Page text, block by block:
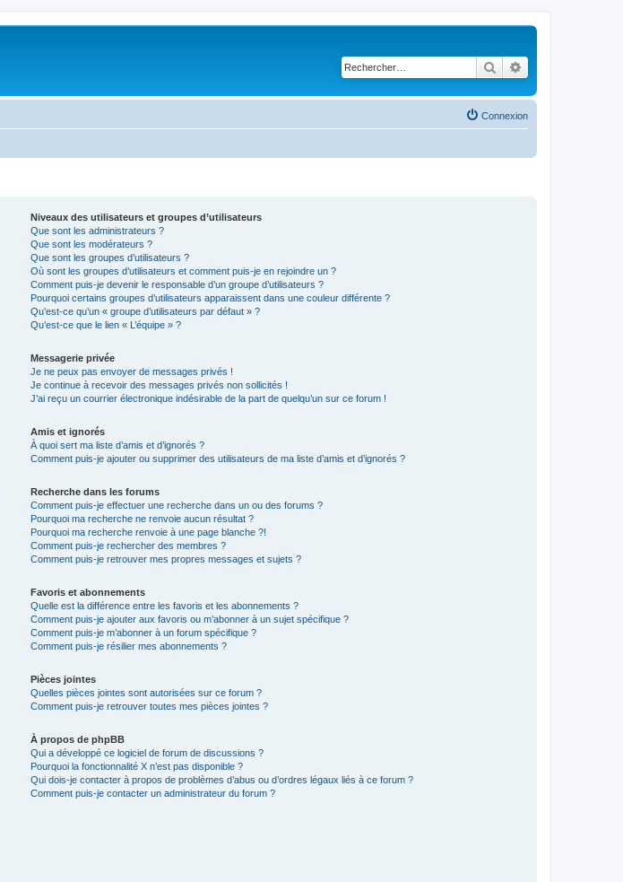
Rechercher
Connexion
Niveaux des utilisateurs et groupes d’utilisateurs
Que sont les administrateurs ?
Que sont les modérateurs ?
Que sont les groupes d’utilisateurs ?
Où sont les groupes d’utilisateurs et comment puis-je en rejoindre un ?
Comment puis-je devenir le responsable d’un groupe d’utilisateurs ?
Pourquoi certains groupes d’utilisateurs apparaissent dans une couleur différente ?
Qu’est-ce qu’un « groupe d’utilisateurs par défaut » ?
Qu’est-ce que le lien « L’équipe » ?
Messagerie privée
Je ne peux pas envoyer de messages privés !
Je continue à recevoir des messages privés non sollicités !
J’ai reçu un courrier électronique indésirable de la part de quelqu’un sur ce forum !
Amis et ignorés
À quoi sert ma liste d’amis et d’ignorés ?
Comment puis-je ajouter ou supprimer des utilisateurs de ma liste d’amis et d’ignorés ?
Recherche dans les forums
Comment puis-je effectuer une recherche dans un ou des forums ?
Pourquoi ma recherche ne renvoie aucun résultat ?
Pourquoi ma recherche renvoie à une page blanche ?!
Comment puis-je rechercher des membres ?
Comment puis-je retrouver mes propres messages et sujets ?
Favoris et abonnements
Quelle est la différence entre les favoris et les abonnements ?
Comment puis-je ajouter aux favoris ou m’abonner à un sujet spécifique ?
Comment puis-je m’abonner à un forum spécifique ?
Comment puis-je résilier mes abonnements ?
Pièces jointes
Quelles pièces jointes sont autorisées sur ce forum ?
Comment puis-je retrouver toutes mes pièces jointes ?
À propos de phpBB
Qui a développé ce logiciel de forum de discussions ?
Pourquoi la fonctionnalité X n’est pas disponible ?
Qui dois-je contacter à propos de problèmes d’abus ou d’ordres légaux liés à ce forum ?
Comment puis-je contacter un administrateur du forum ?